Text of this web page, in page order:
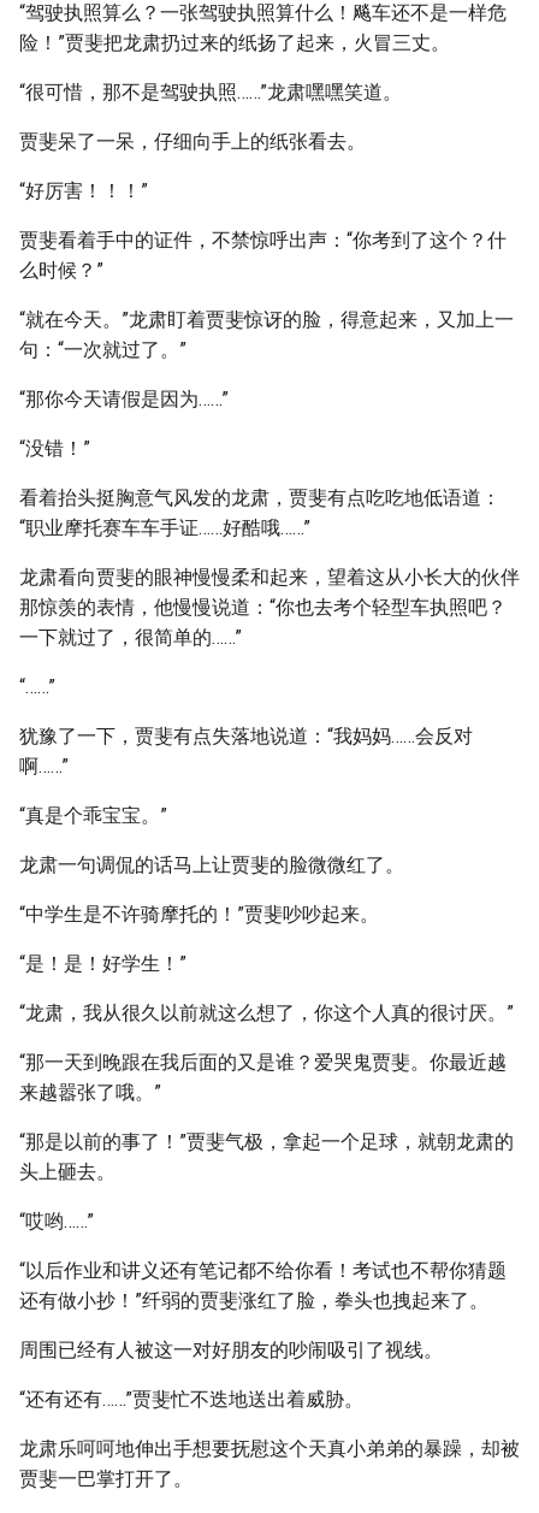
“驾驶执照算么？一张驾驶执照算什么！飚车还不是一样危
险！”贾斐把龙肃扔过来的纸扬了起来，火冒三丈。
“很可惜，那不是驾驶执照……”龙肃嘿嘿笑道。
贾斐呆了一呆，仔细向手上的纸张看去。
“好厉害！！！”
贾斐看着手中的证件，不禁惊呼出声：“你考到了这个？什
么时候？”
“就在今天。”龙肃盯着贾斐惊讶的脸，得意起来，又加上一
句：“一次就过了。”
“那你今天请假是因为……”
“没错！”
看着抬头挺胸意气风发的龙肃，贾斐有点吃吃地低语道：
“职业摩托赛车车手证……好酷哦……”
龙肃看向贾斐的眼神慢慢柔和起来，望着这从小长大的伙伴
那惊羡的表情，他慢慢说道：“你也去考个轻型车执照吧？
一下就过了，很简单的……”
“……”
犹豫了一下，贾斐有点失落地说道：“我妈妈……会反对
啊……”
“真是个乖宝宝。”
龙肃一句调侃的话马上让贾斐的脸微微红了。
“中学生是不许骑摩托的！”贾斐吵吵起来。
“是！是！好学生！”
“龙肃，我从很久以前就这么想了，你这个人真的很讨厌。”
“那一天到晚跟在我后面的又是谁？爱哭鬼贾斐。你最近越
来越嚣张了哦。”
“那是以前的事了！”贾斐气极，拿起一个足球，就朝龙肃的
头上砸去。
“哎哟……”
“以后作业和讲义还有笔记都不给你看！考试也不帮你猜题
还有做小抄！”纤弱的贾斐涨红了脸，拳头也拽起来了。
周围已经有人被这一对好朋友的吵闹吸引了视线。
“还有还有……”贾斐忙不迭地送出着威胁。
龙肃乐呵呵地伸出手想要抚慰这个天真小弟弟的暴躁，却被
贾斐一巴掌打开了。